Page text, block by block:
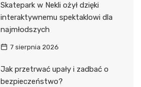
Skatepark w Nekli ożył dzięki
interaktywnemu spektaklowi dla
najmłodszych
7 sierpnia 2026
Jak przetrwać upały i zadbać o
bezpieczeństwo?